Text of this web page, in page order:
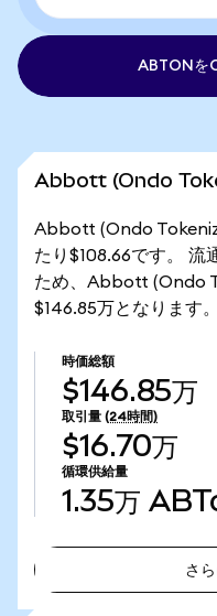
ABTONを
Abbott (Ondo
Abbott (Ondo
たり$108.66です。 流
ため、Abbott (Ondo
$146.85万となります。
時価総額
$146.85万
取引量 (24時間)
$16.70万
循環供給量
1.35万
さ